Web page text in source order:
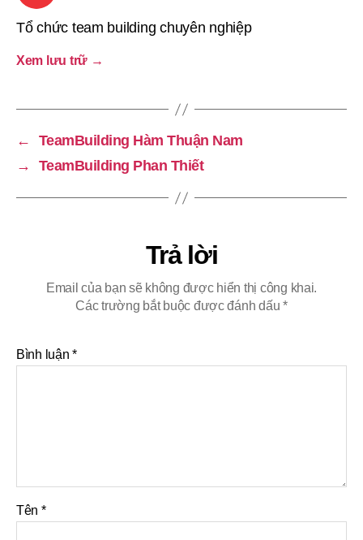
Tổ chức team building chuyên nghiệp
Xem lưu trữ →
←
TeamBuilding Hàm Thuận Nam
→
TeamBuilding Phan Thiết
Trả lời
Email của bạn sẽ không được hiển thị công khai.
Các trường bắt buộc được đánh dấu*
Bình luận*
Tên *